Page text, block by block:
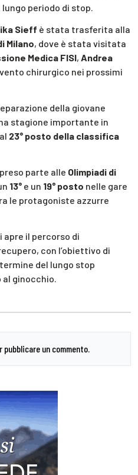
periodo di stop.
Sieff è stata trasferita alla
Milano, dove è stata visitata
Medica FISI, Andrea
chirurgico nei prossimi
della giovane
stagione importante in
23° posto della classifica
parte alle Olimpiadi di
13° e un 19° posto nelle gare
le protagoniste azzurre
apre il percorso di
con l’obiettivo di
del lungo stop
ginocchio.
pubblicare un commento.